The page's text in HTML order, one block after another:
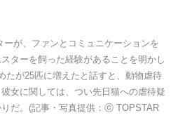
ーが、ファンとコミュニケーションを
ターを飼った経験があることを明かし
たが25匹に増えたと話すと、動物虐待
女に関しては、つい先日猫への虐待疑
だ。(記事・写真提供：ⓒ TOPSTAR